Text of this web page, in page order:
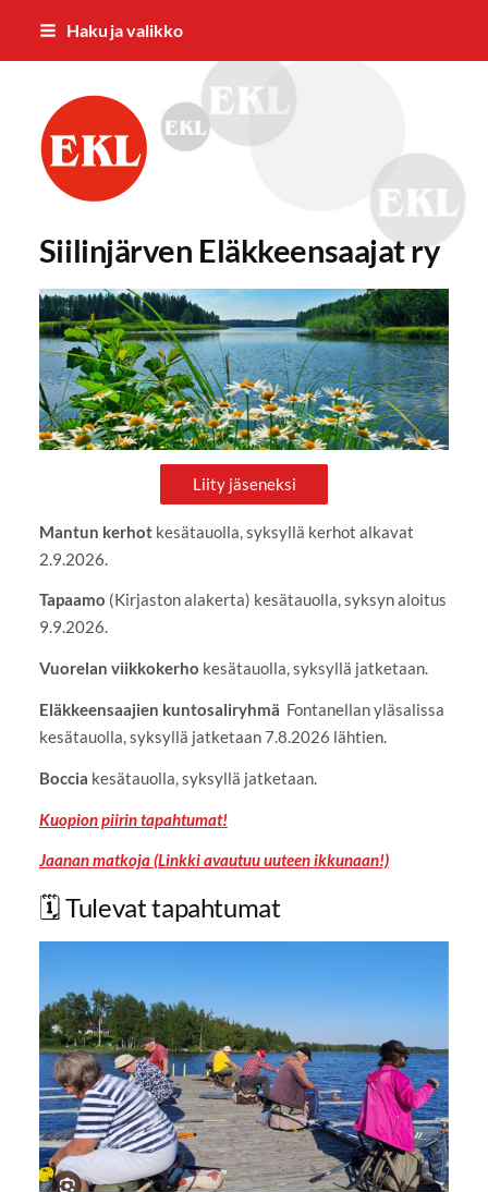
Siirry
Haku ja valikko
Siilinjärven Eläkkeensaajat ry
Siilinjärven Eläkkeensaajat ry
Liity jäseneksi
Mantun kerhotkesätauolla, syksyllä kerhot alkavat
2.9.2026.
Tapaamo (Kirjaston alakerta) kesätauolla, syksyn aloitus
9.9.2026.
Vuorelan viikkokerho kesätauolla, syksyllä jatketaan.
Eläkkeensaajien kuntosaliryhmä Fontanellan yläsalissa
kesätauolla, syksyllä jatketaan 7.8.2026 lähtien.
Boccia kesätauolla, syksyllä jatketaan.
Kuopion piirin tapahtumat!
Jaanan matkoja (Linkki avautuu uuteen ikkunaan!)
🗓️ Tulevat tapahtumat